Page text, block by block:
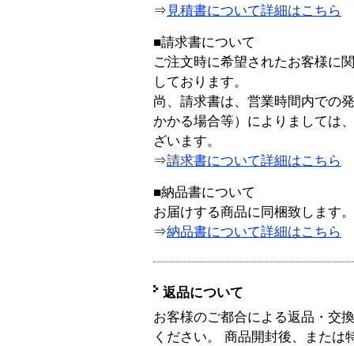
⇒ 見積書について詳細はこちら
■請求書について
ご注文時に希望されたお客様に
しております。
尚、請求書は、営業時間内での
かかる場合等）によりましては
ざいます。
⇒請求書について詳細はこちら
■納品書について
お届けする商品に同梱致します。
⇒納品書について詳細はこちら
返品について
お客様のご都合による返品・交
ください。 商品開封後、または